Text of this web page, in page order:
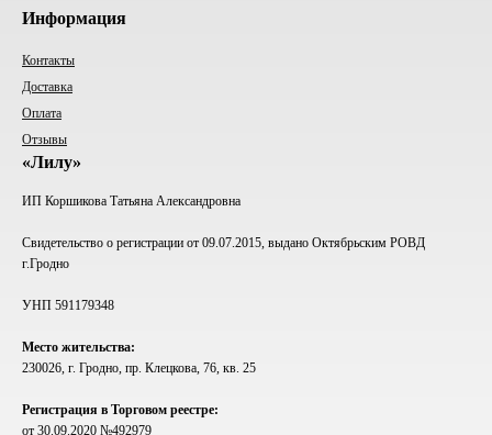
Информация
Контакты
Доставка
Оплата
Отзывы
«Лилу»
ИП Коршикова Татьяна Александровна
Свидетельство о регистрации от 09.07.2015, выдано Октябрьским РОВД
г.Гродно
УНП 591179348
Место жительства:
230026, г. Гродно, пр. Клецкова, 76, кв. 25
Регистрация в Торговом реестре:
от 30.09.2020 №492979